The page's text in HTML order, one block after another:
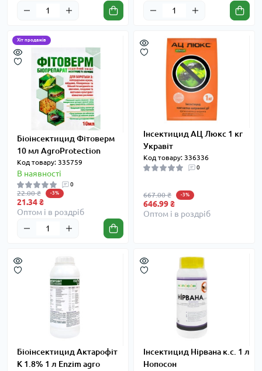
Хіт продажів
Біоінсектицид Фітоверм
10 мл AgroProtection
Код товару: 335759
В наявності
0
22.00 ₴ -3%
21.34 ₴
Оптом і в роздріб
Інсектицид АЦ Люкс 1 кг
Укравіт
Код товару: 336336
0
667.00 ₴ -3%
646.99 ₴
Оптом і в роздріб
Біоінсектицид Актарофіт
К 1.8% 1 л Enzim agro
Інсектицид Нірвана к.с. 1 л
Нопосон